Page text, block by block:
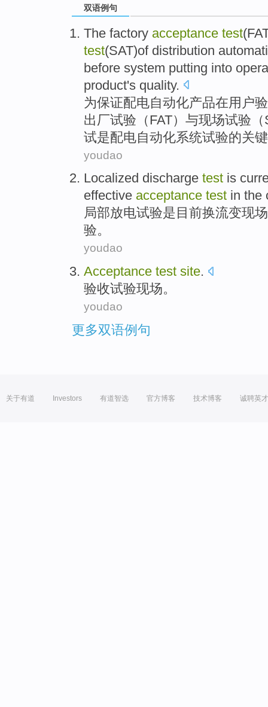
双语例句
The factory acceptance test(
test(SAT)of distribution
before system putting into
product's quality.
为保证配电自动化产品在用户
出厂试验 （FAT） 与现场试验（
试是配电自动化系统试验的关
youdao
Localized discharge test is
effective acceptance test in the
局部放电试验是 目前换流变现场
验。
youdao
Acceptance test site.
验收试验现场。
youdao
更多双语例句
关于有道 Investors 有道智选 官方博客 技术博客 诚聘英才